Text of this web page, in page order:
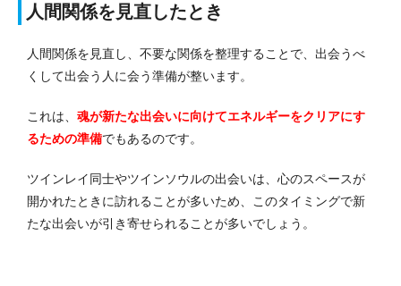
人間関係を見直したとき
人間関係を見直し、不要な関係を整理することで、出会うべ
くして出会う人に会う準備が整います。
これは、 魂が新たな出会いに向けてエネルギーをクリアにす
るための準備でもあるのです。
ツインレイ同士やツインソウルの出会いは、心のスペースが
開かれたときに訪れることが多いため、このタイミングで新
たな出会いが引き寄せられることが多いでしょう。